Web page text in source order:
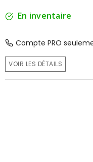
En inventaire
Compte PRO
VOIR LES DÉTAILS